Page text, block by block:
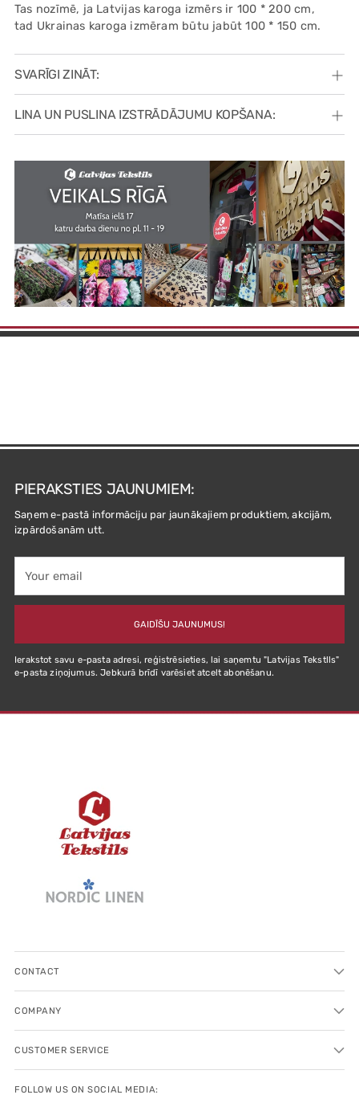
Tas nozīmē, ja Latvijas karoga izmērs ir 100 * 200 cm,
tad Ukrainas karoga izmēram būtu jabūt 100 * 150 cm.
SVARĪGI ZINĀT:
LINA UN PUSLINA IZSTRĀDĀJUMU KOPŠANA:
PIERAKSTIES JAUNUMIEM:
Saņem e-pastā informāciju par jaunākajiem produktiem, akcijām,
izpārdošanām utt.
email
GAIDĪŠU JAUNUMUS!
Ierakstot savu e-pasta adresi, reģistrēsieties, lai saņemtu "Latvijas Tekstlls"
e-pasta ziņojumus. Jebkurā brīdī varēsiet atcelt abonēšanu.
CONTACT
COMPANY
CUSTOMER SERVICE
FOLLOW US ON SOCIAL MEDIA: